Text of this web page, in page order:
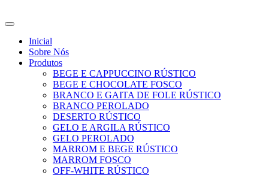
para
conteúdoInicial
Sobre Nós
Produtos
BEGE E CAPPUCCINO RÚSTICO
BEGE E CHOCOLATE FOSCO
BRANCO E GAITA DE FOLE RÚSTICO
BRANCO PEROLADO
DESERTO RÚSTICO
GELO E ARGILA RÚSTICO
GELO PEROLADO
MARROM E BEGE RÚSTICO
MARROM FOSCO
OFF-WHITE RÚSTICO